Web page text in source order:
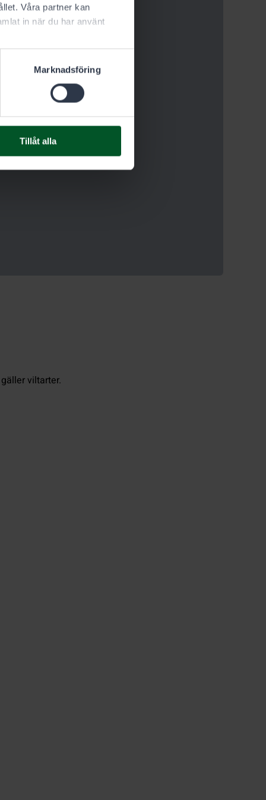
Våra partner kan
in när du har använt
Marknadsföring
Tillåt alla
viltarter.